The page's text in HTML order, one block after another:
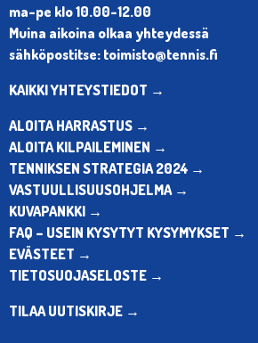
ma-pe klo 10.00-12.00
Muina aikoina olkaa yhteydessä
sähköpostitse: toimisto@tennis.fi
KAIKKI YHTEYSTIEDOT →
ALOITA HARRASTUS →
ALOITA KILPAILEMINEN →
TENNIKSEN STRATEGIA 2024 →
VASTUULLISUUSOHJELMA →
KUVAPANKKI →
FAQ – USEIN KYSYTYT KYSYMYKSET →
EVÄSTEET →
TIETOSUOJASELOSTE →
TILAA UUTISKIRJE →